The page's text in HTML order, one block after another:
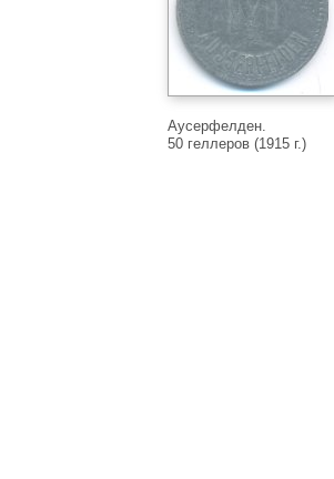
Аусерфелден.
50 геллеров (1915 г.)